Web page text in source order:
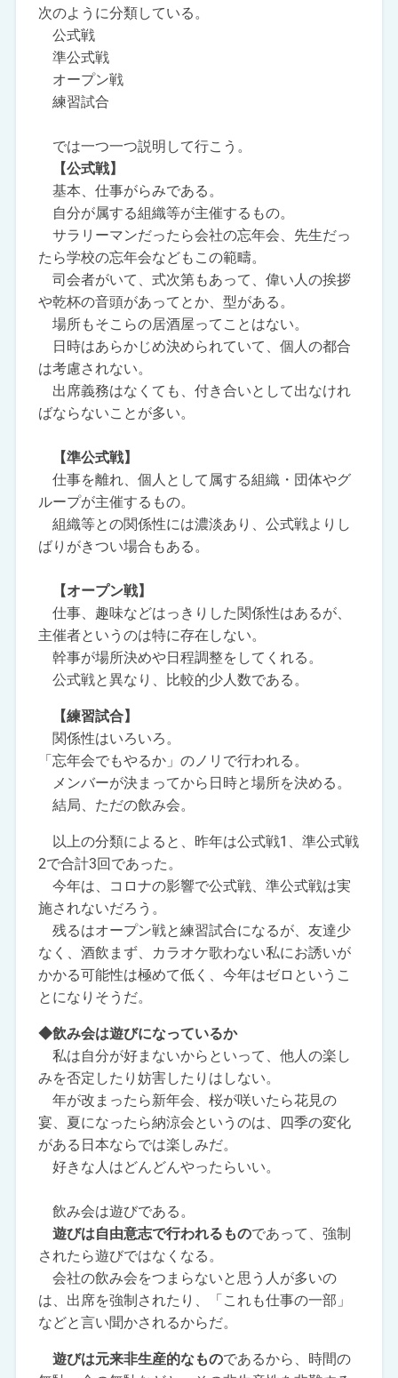
次のように分類している。
公式戦
準公式戦
オープン戦
練習試合
では一つ一つ説明して行こう。
【公式戦】
基本、仕事がらみである。
自分が属する組織等が主催するもの。
サラリーマンだったら会社の忘年会、先生だっ
たら学校の忘年会などもこの範疇。
司会者がいて、式次第もあって、偉い人の挨拶
や乾杯の音頭があってとか、型がある。
場所もそこらの居酒屋ってことはない。
日時はあらかじめ決められていて、個人の都合
は考慮されない。
出席義務はなくても、付き合いとして出なけれ
ばならないことが多い。
【準公式戦】
仕事を離れ、個人として属する組織・団体やグ
ループが主催するもの。
組織等との関係性には濃淡あり、公式戦よりし
ばりがきつい場合もある。
【オープン戦】
仕事、趣味などはっきりした関係性はあるが、
主催者というのは特に存在しない。
幹事が場所決めや日程調整をしてくれる。
公式戦と異なり、比較的少人数である。
【練習試合】
関係性はいろいろ。
「忘年会でもやるか」のノリで行われる。
メンバーが決まってから日時と場所を決める。
結局、ただの飲み会。
以上の分類によると、昨年は公式戦1、準公式戦
2で合計3回であった。
今年は、コロナの影響で公式戦、準公式戦は実
施されないだろう。
残るはオープン戦と練習試合になるが、友達少
なく、酒飲まず、カラオケ歌わない私にお誘いが
かかる可能性は極めて低く、今年はゼロというこ
とになりそうだ。
◆飲み会は遊びになっているか
私は自分が好まないからといって、他人の楽し
みを否定したり妨害したりはしない。
年が改まったら新年会、桜が咲いたら花見の
宴、夏になったら納涼会というのは、四季の変化
がある日本ならでは楽しみだ。
好きな人はどんどんやったらいい。
飲み会は遊びである。
遊びは自由意志で行われるものであって、強制
されたら遊びではなくなる。
会社の飲み会をつまらないと思う人が多いの
は、出席を強制されたり、「これも仕事の一部」
などと言い聞かされるからだ。
遊びは元来非生産的なものであるから、時間の